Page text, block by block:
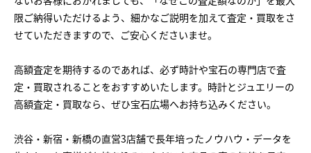
限ご納得いただけるよう、細かなご説明を加えて査定・買取をさ
せていただきますので、ご安心くださいませ。
高額査定を期待するのであれば、必ず時計や宝石の専門店で査
定・買取されることをおすすめいたします。時計とジュエリーの
高額査定・買取なら、ぜひ宝石広場へお持ち込みください。
渋谷・新宿・新橋の直営3店舗で長年培ったノウハウ・データを